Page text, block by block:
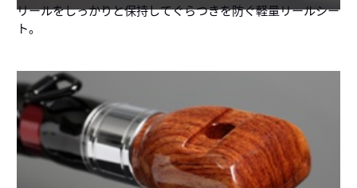
リールをしっかりと保持してぐらつきを防ぐ軽量リールシー
ト。